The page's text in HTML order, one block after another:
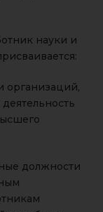
науки и
организаций,
должности